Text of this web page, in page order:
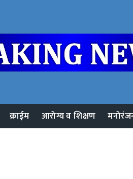
क्राईम आरोग्य व शिक्षण